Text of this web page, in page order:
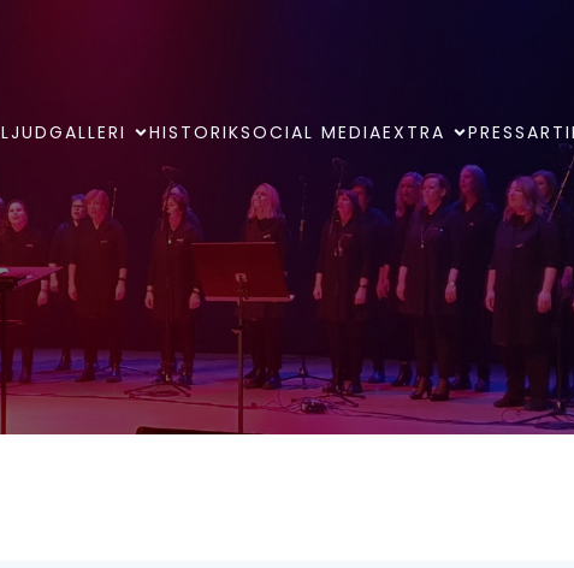
LJUDGALLERI HISTORIKSOCIAL MEDIAEXTRA